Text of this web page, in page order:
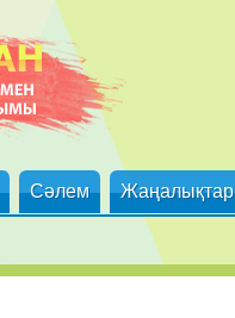
Сәлем Жаңалықтар